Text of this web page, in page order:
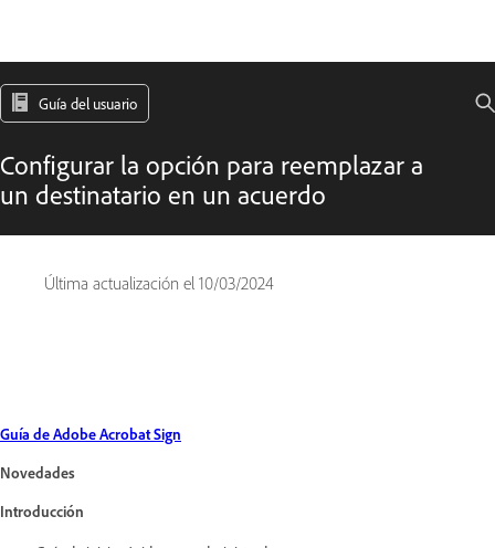
Guía del usuario
Configurar la opción para reemplazar a
un destinatario en un acuerdo
Última actualización el 10/03/2024
Guía de Adobe Acrobat Sign
Novedades
Introducción